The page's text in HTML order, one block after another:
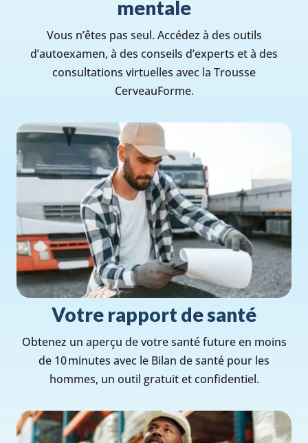
mentale
Vous n’êtes pas seul. Accédez à des outils
d’autoexamen, à des conseils d’experts et à des
consultations virtuelles avec la Trousse
CerveauForme.
Votre rapport de santé
Obtenez un aperçu de votre santé future en moins
de 10 minutes avec le Bilan de santé pour les
hommes, un outil gratuit et confidentiel.